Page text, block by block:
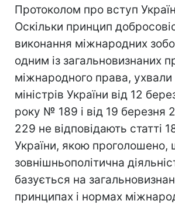
Протоколом про вступ
Оскільки принцип
виконання міжнародних
одним із загальновизнаних
міжнародного права, ухвали
міністрів України від 12
року № 189 і від 19 березня
229 не відповідають статті
України, якою проголошено,
зовнішньополітична
базується на
принципах і нормах